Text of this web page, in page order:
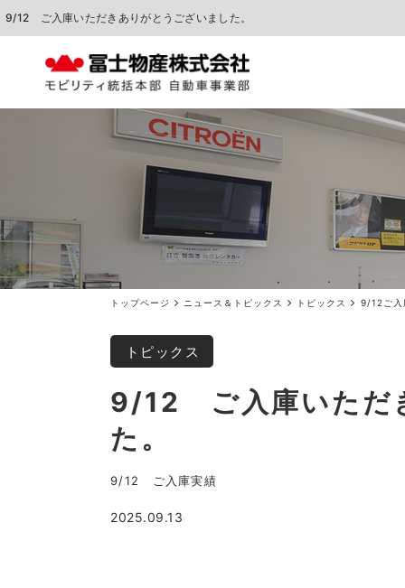
9/12 ご入庫いただきありがとうございました。
トップページ ニュース＆トピックス トピックス 9/12ご入
トピックス
9/12 ご入庫いただ
た。
9/12 ご入庫実績
2025.09.13